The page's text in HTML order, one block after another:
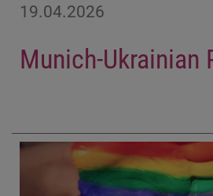
19.04.2026
Munich-Ukrainian